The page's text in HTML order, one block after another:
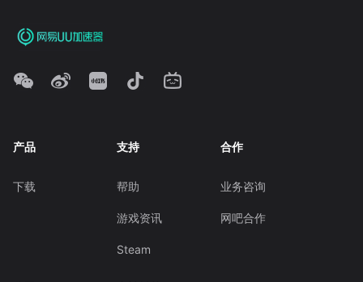
产品
下载
支持
帮助
游戏资讯
Steam
合作
业务咨询
网吧合作